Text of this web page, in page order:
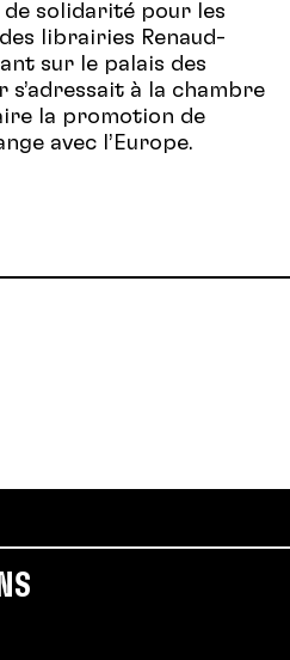
solidarité pour les
librairies Renaud-
sur le palais des
à la chambre
la promotion de
avec l’Europe.